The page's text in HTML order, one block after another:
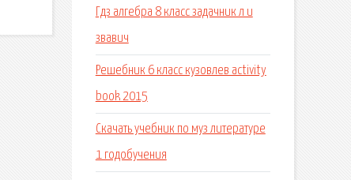
Гдз алгебра 8 класс задачник л и
звавич
Решебник 6 класс кузовлев activity
book 2015
Скачать учебник по муз литературе
1 годобучения